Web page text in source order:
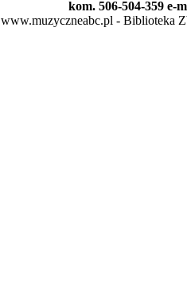
kom. 506-504-359 e-
www.muzyczneabc.pl - Biblioteka